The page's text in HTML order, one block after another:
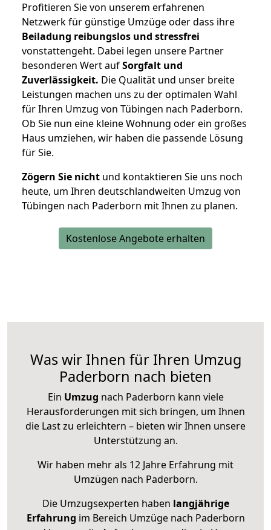
Profitieren Sie von unserem erfahrenen
Netzwerk für günstige Umzüge oder dass ihre
Beiladung reibungslos und stressfrei
vonstattengeht. Dabei legen unsere Partner
besonderen Wert aufSorgfalt und
Zuverlässigkeit. Die Qualität und unser breite
Leistungen machen uns zu der optimalen Wahl
für Ihren Umzug von Tübingen nach Paderborn.
Ob Sie nun eine kleine Wohnung oder ein großes
Haus umziehen, wir haben die passende Lösung
für Sie.
Zögern Sie nicht und kontaktieren Sie uns noch
heute, um Ihren deutschlandweiten Umzug von
Tübingen nach Paderborn mit Ihnen zu planen.
Kostenlose Angebote erhalten
Was wir Ihnen für Ihren Umzug
Paderborn nach bieten
Ein Umzug nach Paderborn kann viele
Herausforderungen mit sich bringen, um Ihnen
die Last zu erleichtern – bieten wir Ihnen unsere
Unterstützung an.
Wir haben mehr als 12 Jahre Erfahrung mit
Umzügen nach Paderborn.
Die Umzugsexperten haben langjährige
Erfahrung im Bereich Umzüge nach Paderborn